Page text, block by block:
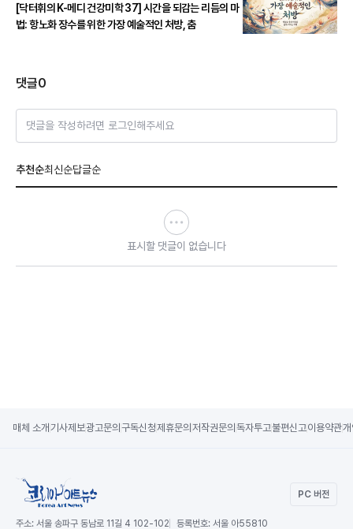
[닥터휘의 K-메디 건강미학 37] 시간을 되감는 리듬의 마
법: 항노화 장수를 위한 가장 예술적인 처방, 춤
댓글0
댓글을 작성하려면 로그인해주세요
추천순최신순답글순
표시할 댓글이 없습니다
매체 소개 기사제보광고문의 구독신청제휴문의 저작권문의 독자투고불편신고이용약관
PC 버전
주소: 서울 송파구 동남로 11길 4 102-102 등록번호: 서울 아55810